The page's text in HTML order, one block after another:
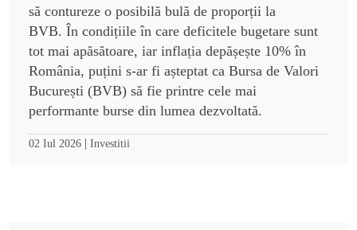
să contureze o posibilă bulă de proporții la
BVB. În condițiile în care deficitele bugetare sunt
tot mai apăsătoare, iar inflația depășește 10% în
România, puțini s-ar fi așteptat ca Bursa de Valori
București (BVB) să fie printre cele mai
performante burse din lumea dezvoltată.
02 Iul 2026 | Investitii